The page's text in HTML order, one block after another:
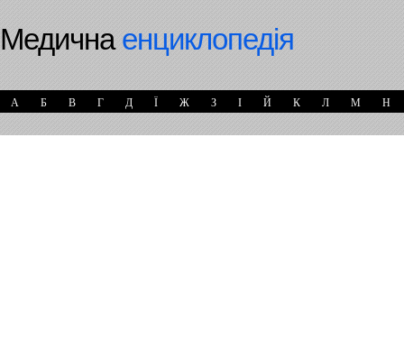
Медичнаенциклопедія
А Б В Г Д Ї Ж З І Й К Л М Н